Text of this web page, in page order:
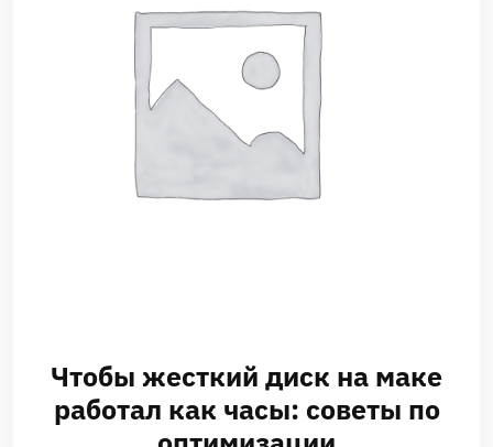
Чтобы жесткий диск на маке
работал как часы: советы по